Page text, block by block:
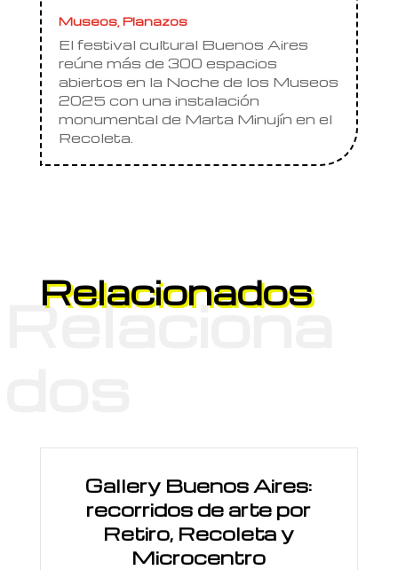
Museos, Planazos
El festival cultural Buenos Aires
reúne más de 300 espacios
abiertos en la Noche de los Museos
2025 con una instalación
monumental de Marta Minujín en el
Recoleta.
Relacionados
Relaciona
Gallery Buenos Aires:
recorridos de arte por
Retiro, Recoleta y
Microcentro